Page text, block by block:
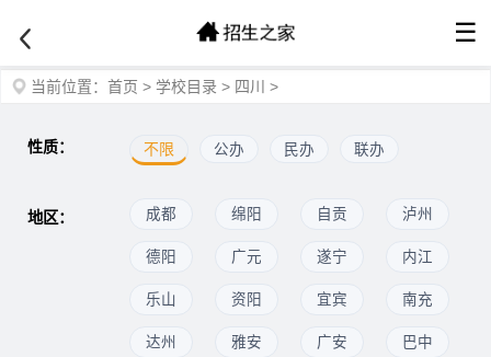
☰
当前位置： 首页 > 学校目录 > 四川 >
性质： 不限 公办 民办 联办
地区： 成都 绵阳 自贡 泸州
德阳 广元 遂宁 内江
乐山 资阳 宜宾 南充
达州 雅安 广安 巴中